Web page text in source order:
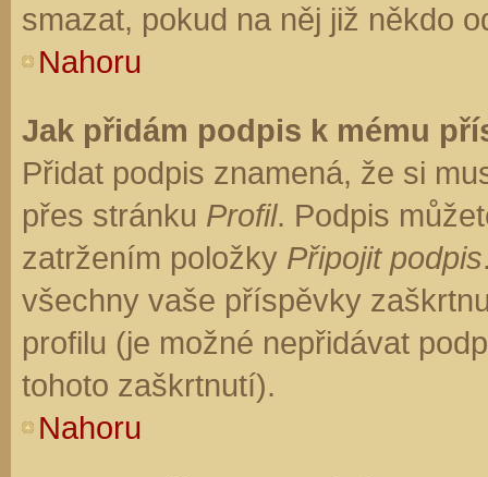
smazat, pokud na něj již někdo
Nahoru
Jak přidám podpis k mému
Přidat podpis znamená, že si
přes stránku Profil. Podpis
zatržením položky Připojit podpis
všechny vaše příspěvky
profilu (je možné nepřidávat
tohoto zaškrtnutí).
Nahoru